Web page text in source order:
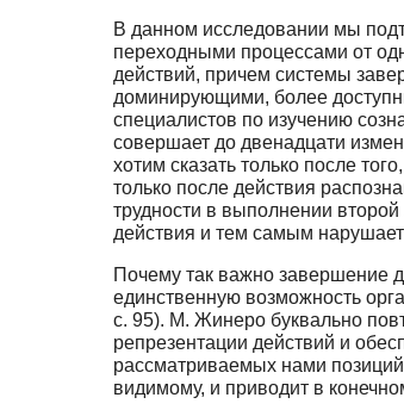
В данном исследовании мы
переходными процессами от
действий, причем системы
доминирующими, более
специалистов по изучению
совершает до двенадцати
хотим сказать только после
только после действия
трудности в выполнении
действия и тем самым
Почему так важно завершение
единственную возможность
с. 95). М. Жинеро буквально
репрезентации действий и
рассматриваемых нами
видимому, и приводит в